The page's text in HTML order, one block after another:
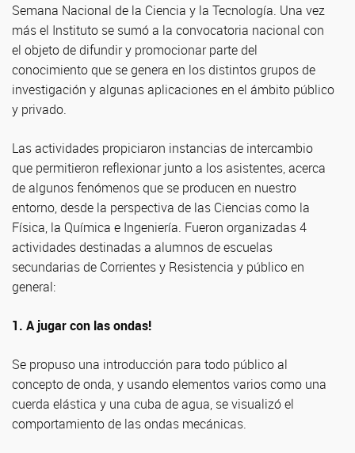
Semana Nacional de la Ciencia y la Tecnología. Una vez
más el Instituto se sumó a la convocatoria nacional con
el objeto de difundir y promocionar parte del
conocimiento que se genera en los distintos grupos de
investigación y algunas aplicaciones en el ámbito público
y privado.
Las actividades propiciaron instancias de intercambio
que permitieron reflexionar junto a los asistentes, acerca
de algunos fenómenos que se producen en nuestro
entorno, desde la perspectiva de las Ciencias como la
Física, la Química e Ingeniería. Fueron organizadas 4
actividades destinadas a alumnos de escuelas
secundarias de Corrientes y Resistencia y público en
general:
1. A jugar con las ondas!
Se propuso una introducción para todo público al
concepto de onda, y usando elementos varios como una
cuerda elástica y una cuba de agua, se visualizó el
comportamiento de las ondas mecánicas.